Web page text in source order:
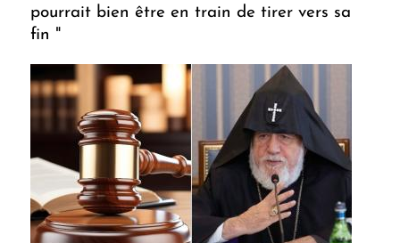
pourrait bien être en train de tirer vers sa
fin "